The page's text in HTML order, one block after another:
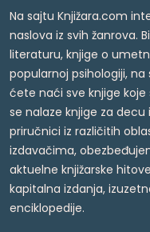
Na sajtu Knjižara.com
naslova iz svih žanrova.
literaturu, knjige o
popularnoj psihologiji, na
ćete naći sve knjige
se nalaze knjige za decu
priručnici iz različitih
izdavačima,
aktuelne knjižarske
kapitalna izdanja,
enciklopedije.